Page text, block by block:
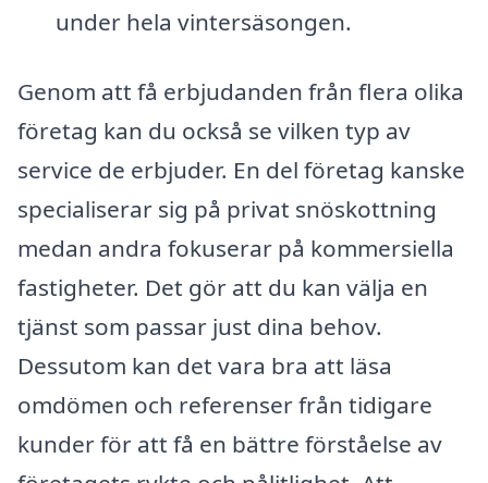
under hela vintersäsongen.
Genom att få erbjudanden från flera olika
företag kan du också se vilken typ av
service de erbjuder. En del företag kanske
specialiserar sig på privat snöskottning
medan andra fokuserar på kommersiella
fastigheter. Det gör att du kan välja en
tjänst som passar just dina behov.
Dessutom kan det vara bra att läsa
omdömen och referenser från tidigare
kunder för att få en bättre förståelse av